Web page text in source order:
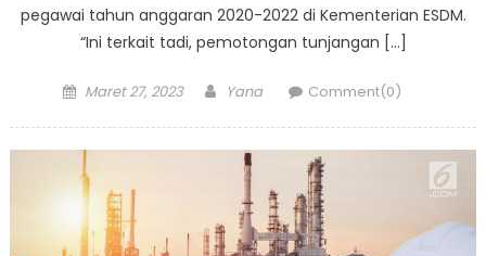
pegawai tahun anggaran 2020-2022 di Kementerian ESDM.
“Ini terkait tadi, pemotongan tunjangan […]
Posted
Maret 27, 2023 Author
Yana Comment(0)